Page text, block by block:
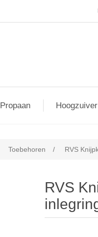
Propaan Hoogzuiver
Toebehoren / RVS
RVS